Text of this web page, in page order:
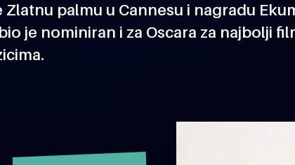
Zlatnu palmu u Cannesu i nagradu
je nominiran i za Oscara za najbolji